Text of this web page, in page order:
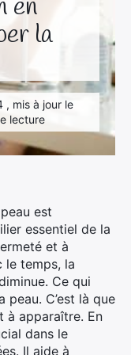
en
la
, mis à jour le
lecture
est
essentiel de la
et à
le temps, la
Ce qui
C’est là que
à apparaître. En
dans le
Il aide à